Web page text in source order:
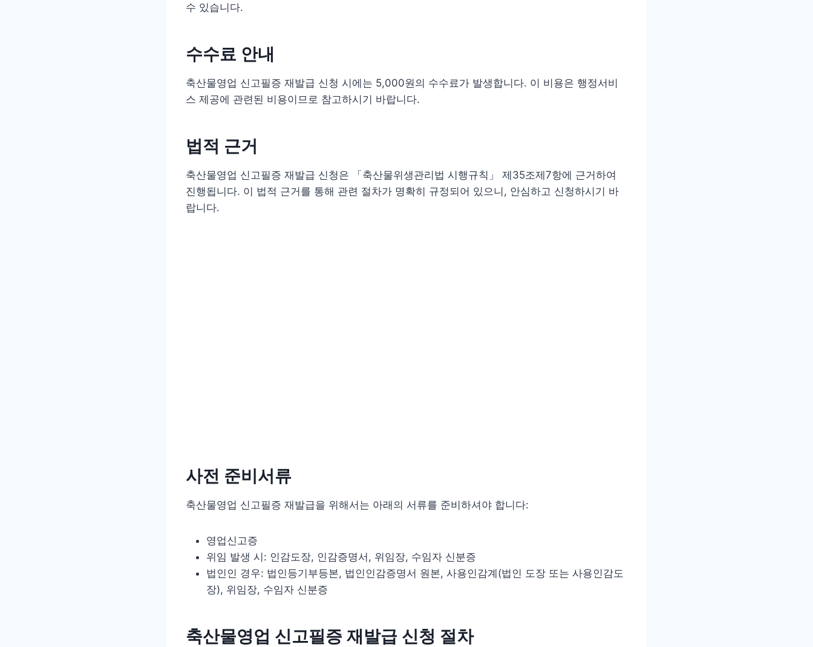
수 있습니다.
수수료 안내
축산물영업 신고필증 재발급 신청 시에는 5,000원의 수수료가 발생합니다. 이 비용은 행정서비
스 제공에 관련된 비용이므로 참고하시기 바랍니다.
법적 근거
축산물영업 신고필증 재발급 신청은 「축산물위생관리법 시행규칙」 제35조제7항에 근거하여
진행됩니다. 이 법적 근거를 통해 관련 절차가 명확히 규정되어 있으니, 안심하고 신청하시기 바
랍니다.
사전 준비서류
축산물영업 신고필증 재발급을 위해서는 아래의 서류를 준비하셔야 합니다:
영업신고증
위임 발생 시: 인감도장, 인감증명서, 위임장, 수임자 신분증
법인인 경우: 법인등기부등본, 법인인감증명서 원본, 사용인감계(법인 도장 또는 사용인감도
장), 위임장, 수임자 신분증
축산물영업 신고필증 재발급 신청 절차